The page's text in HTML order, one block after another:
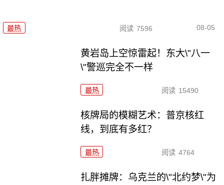
最热 阅读 7596 08-05
黄岩岛上空惊雷起！东大\"八一
\"警巡完全不一样
最热 阅读 15490
核牌局的模糊艺术：普京核红
线，到底有多红？
最热 阅读 4764
扎胖摊牌：乌克兰的\"北约梦\"为